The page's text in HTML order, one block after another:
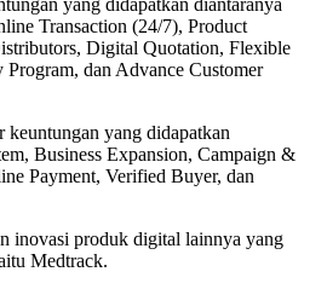
yang didapatkan diantaranya
Transaction (24/7), Product
Digital Quotation, Flexible
dan Advance Customer
keuntungan yang didapatkan
Business Expansion, Campaign &
Payment, Verified Buyer, dan
inovasi produk digital lainnya yang
Medtrack.